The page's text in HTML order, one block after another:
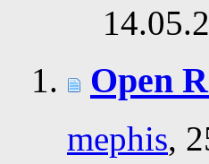
Open
mephis,